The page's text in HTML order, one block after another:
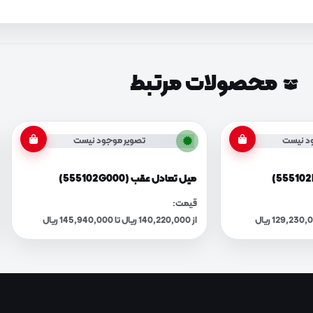
محصولات مرتبط
نیست تصویر موجود نیست
میل تعادل عقب (555102G000)
قیمت:
از 140,220,000 ریال تا 145,940,000 ریال